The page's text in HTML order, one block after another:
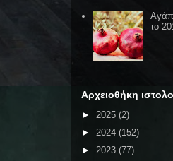
το
Αρχειοθήκη
► 2025 (2)
► 2024 (152)
► 2023 (77)